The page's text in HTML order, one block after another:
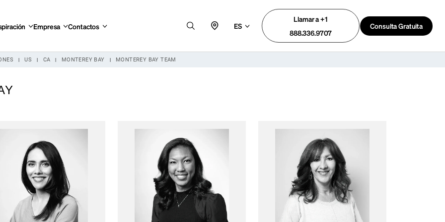
Empresa Contactos ES
Llamar a +1
888.336.9707
Consulta Gratuita
US CA MONTEREY BAY MONTEREY BAY TEAM